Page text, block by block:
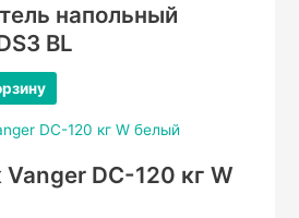
напольный
BL
DC-120 кг W